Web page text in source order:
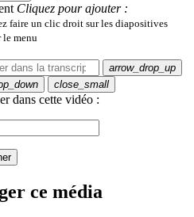
Cliquez pour ajouter :
faire un clic droit sur les diapositives
menu
arrow_drop_up
close_small
dans cette vidéo :
ce média